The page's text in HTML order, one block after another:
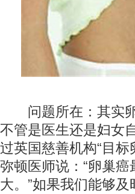
问题所在：其实卵
不管是医生还是妇女
过英国慈善机构“目标
弥顿医师说：“卵巢
大。”如果我们能够